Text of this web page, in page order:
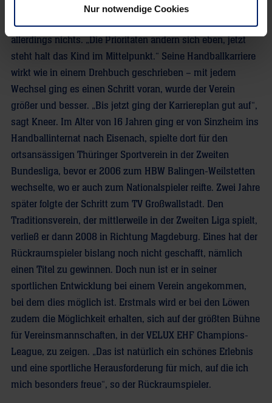
Nur notwendige Cookies
durchschlafen ist da nichts mehr“, sagt der
Rückraumspieler lachend. Auszumachen scheint ihm das
allerdings nichts. „Die Prioritäten ändern sich eben, jetzt
steht halt das Kind im Mittelpunkt.“ Seine Handballkarriere
wirkt wie in einem Drehbuch geschrieben – mit jedem
Wechsel ging es einen Schritt voran, wurde der Verein
größer und besser. „Bis jetzt ging der Karriereplan gut auf“,
sagt Kneer. Im Alter von 16 Jahren ging er von Sinzheim ins
Handballinternat nach Eisenach, spielte dort für den
ortsansässigen Thüringer Sportverein in der Zweiten
Bundesliga, bevor er 2006 zum HBW Balingen-Weilstetten
wechselte, wo er auch zum Nationalspieler reifte. Zwei Jahre
später folgte der Schritt zum TV Großwallstadt. Den
Traditionsverein, der mittlerweile in der Zweiten Liga spielt,
verließ er dann 2008 in Richtung Magdeburg. Eines hat der
Rückraumspieler bislang noch nicht geschafft, nämlich
einen Titel zu gewinnen. Doch nun ist er in seiner
sportlichen Entwicklung bei einem Verein angekommen,
bei dem dies möglich ist. Erstmals wird er bei den Löwen
zudem die Möglichkeit erhalten, sich auf der größten Bühne
für Vereinsmannschaften, in der VELUX EHF Champions-
League, zu zeigen. „Das ist natürlich ein schönes Erlebnis
und eine sportliche Herausforderung für mich, auf die ich
mich besonders freue“, so der Rückraumspieler.